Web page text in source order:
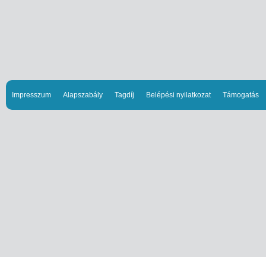
Impresszum Alapszabály Tagdíj Belépési nyilatkozat Támogatás